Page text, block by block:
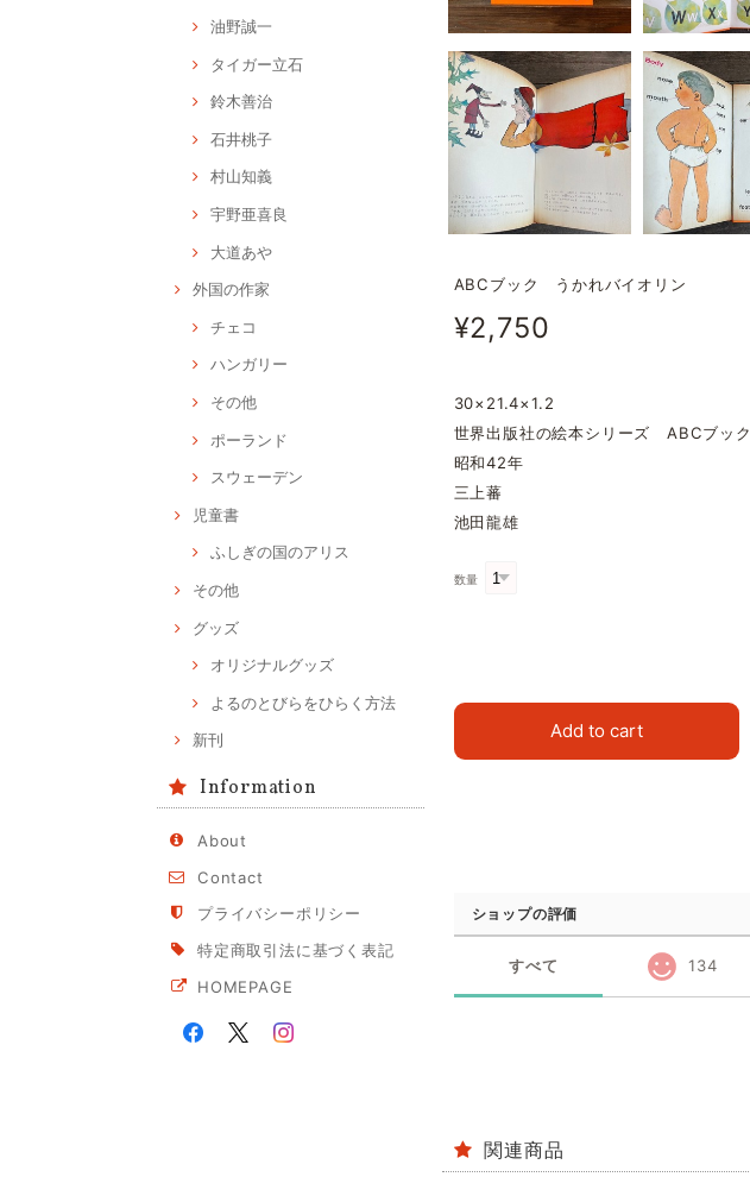
油野誠一
タイガー立石
鈴木善治
石井桃子
村山知義
宇野亜喜良
大道あや
外国の作家
チェコ
ハンガリー
その他
ポーランド
スウェーデン
児童書
ふしぎの国のアリス
その他
グッズ
オリジナルグッズ
よるのとびらをひらく方法
新刊
Information
About
Contact
プライバシーポリシー
特定商取引法に基づく表記
HOMEPAGE
ABCブック うかれバイオリン
¥2,750
30×21.4×1.2
世界出版社の絵本シリーズ ABCブック
昭和42年
三上蕃
池田龍雄
数量
Add to cart
ショップの評価
すべて 134
関連商品